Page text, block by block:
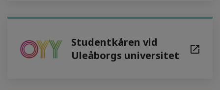
Studentkåren vid
Uleåborgs universitet